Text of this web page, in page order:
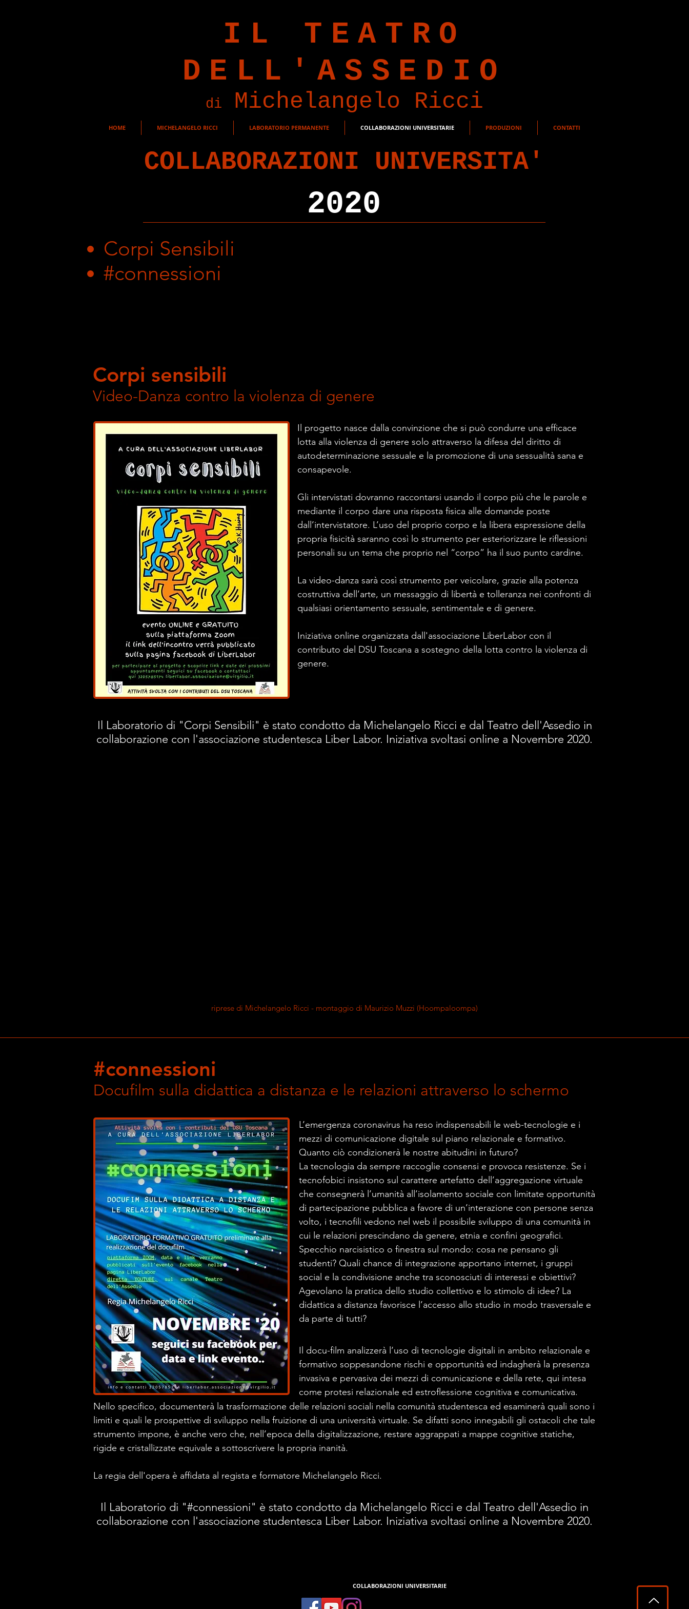
IL TEATRO
DELL'ASSEDIO
di Michelangelo Ricci
HOME MICHELANGELO RICCI LABORATORIO PERMANENTE COLLABORAZIONI UNIVERSITARIE PRODUZIONI CONTATTI
COLLABORAZIONI UNIVERSITA'
2020
Corpi Sensibili
#connessioni
Corpi sensibili
Video-Danza contro la violenza di genere
Il progetto nasce dalla convinzione che si può condurre una efficace
lotta alla violenza di genere solo attraverso la difesa del diritto di
autodeterminazione sessuale e la promozione di una sessualità sana e
consapevole.
Gli intervistati dovranno raccontarsi usando il corpo più che le parole e
mediante il corpo dare una risposta fisica alle domande poste
dall’intervistatore. L’uso del proprio corpo e la libera espressione della
propria fisicità saranno così lo strumento per esteriorizzare le riflessioni
personali su un tema che proprio nel “corpo” ha il suo punto cardine.
La video-danza sarà così strumento per veicolare, grazie alla potenza
costruttiva dell’arte, un messaggio di libertà e tolleranza nei confronti di
qualsiasi orientamento sessuale, sentimentale e di genere.
Iniziativa online organizzata dall'associazione LiberLabor con il
contributo del DSU Toscana a sostegno della lotta contro la violenza di
genere.
Il Laboratorio di "Corpi Sensibili" è stato condotto da Michelangelo Ricci e dal Teatro dell'Assedio in
collaborazione con l'associazione studentesca Liber Labor. Iniziativa svoltasi online a Novembre 2020.
riprese di Michelangelo Ricci - montaggio di Maurizio Muzzi (Hoompaloompa)
#connessioni
Docufilm sulla didattica a distanza e le relazioni attraverso lo schermo
L’emergenza coronavirus ha reso indispensabili le web-tecnologie e i
mezzi di comunicazione digitale sul piano relazionale e formativo.
Quanto ciò condizionerà le nostre abitudini in futuro?
La tecnologia da sempre raccoglie consensi e provoca resistenze. Se i
tecnofobici insistono sul carattere artefatto dell’aggregazione virtuale
che consegnerà l’umanità all’isolamento sociale con limitate opportunità
di partecipazione pubblica a favore di un’interazione con persone senza
volto, i tecnofili vedono nel web il possibile sviluppo di una comunità in
cui le relazioni prescindano da genere, etnia e confini geografici.
Specchio narcisistico o finestra sul mondo: cosa ne pensano gli
studenti? Quali chance di integrazione apportano internet, i gruppi
social e la condivisione anche tra sconosciuti di interessi e obiettivi?
Agevolano la pratica dello studio collettivo e lo stimolo di idee? La
didattica a distanza favorisce l’accesso allo studio in modo trasversale e
da parte di tutti?
Il docu-film analizzerà l’uso di tecnologie digitali in ambito relazionale e
formativo soppesandone rischi e opportunità ed indagherà la presenza
invasiva e pervasiva dei mezzi di comunicazione e della rete, qui intesa
come protesi relazionale ed estroflessione cognitiva e comunicativa.
Nello specifico, documenterà la trasformazione delle relazioni sociali nella comunità studentesca ed esaminerà quali sono i
limiti e quali le prospettive di sviluppo nella fruizione di una università virtuale. Se difatti sono innegabili gli ostacoli che tale
strumento impone, è anche vero che, nell’epoca della digitalizzazione, restare aggrappati a mappe cognitive statiche,
rigide e cristallizzate equivale a sottoscrivere la propria inanità.
La regia dell'opera è affidata al regista e formatore Michelangelo Ricci.
Il Laboratorio di "#connessioni" è stato condotto da Michelangelo Ricci e dal Teatro dell'Assedio in
collaborazione con l'associazione studentesca Liber Labor. Iniziativa svoltasi online a Novembre 2020.
COLLABORAZIONI UNIVERSITARIE